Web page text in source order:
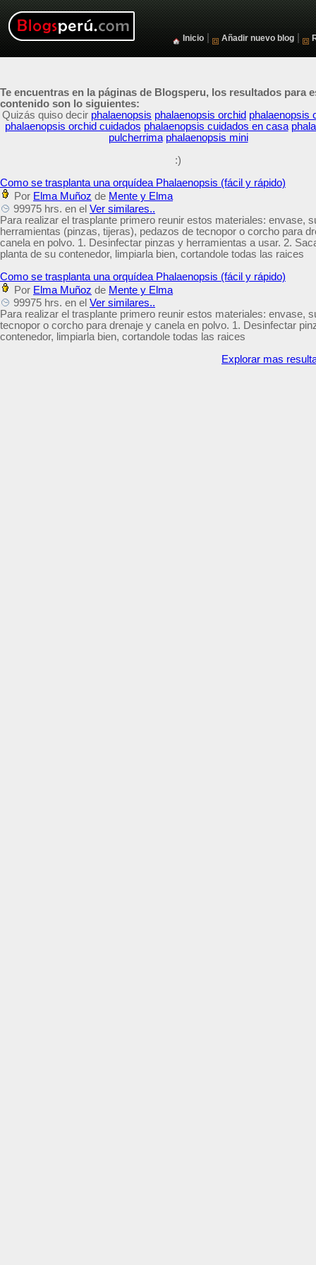
Inicio Añadir nuevo blog
Te encuentras en la páginas de Blogsperu, los resultados para
contenido son lo siguientes:
Quizás quiso decir phalaenopsis phalaenopsis orchid phalaenopsis
phalaenopsis orchid cuidados phalaenopsis cuidados en casa
pulcherrima phalaenopsis mini
:)
Como se trasplanta una orquídea Phalaenopsis (fácil y rápido)
Por Elma Muñoz de Mente y Elma
99975 hrs. en el Ver similares..
Para realizar el trasplante primero reunir estos materiales: envase,
herramientas (pinzas, tijeras), pedazos de tecnopor o corcho para
canela en polvo. 1. Desinfectar pinzas y herramientas a usar. 2.
planta de su contenedor, limpiarla bien, cortandole todas las raices
Como se trasplanta una orquídea Phalaenopsis (fácil y rápido)
Por Elma Muñoz de Mente y Elma
99975 hrs. en el Ver similares..
Para realizar el trasplante primero reunir estos materiales: envase,
tecnopor o corcho para drenaje y canela en polvo. 1. Desinfectar
contenedor, limpiarla bien, cortandole todas las raices
Explorar mas